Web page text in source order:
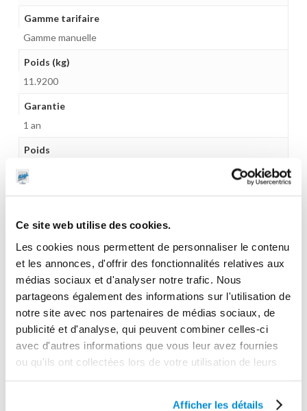
Ce site web utilise des cookies.
Les cookies nous permettent de personnaliser le contenu
et les annonces, d'offrir des fonctionnalités relatives aux
médias sociaux et d'analyser notre trafic. Nous
partageons également des informations sur l'utilisation de
notre site avec nos partenaires de médias sociaux, de
publicité et d'analyse, qui peuvent combiner celles-ci
avec d'autres informations que vous leur avez fournies
ou qu'ils ont collectées lors de votre utilisation de leurs
Afficher les détails
Gamme tarifaire
Gamme manuelle
Poids (kg)
11.9200
Garantie
1 an
Poids
11,9 kg
CES PRODUITS PEUVENT VOUS
INTERESSER